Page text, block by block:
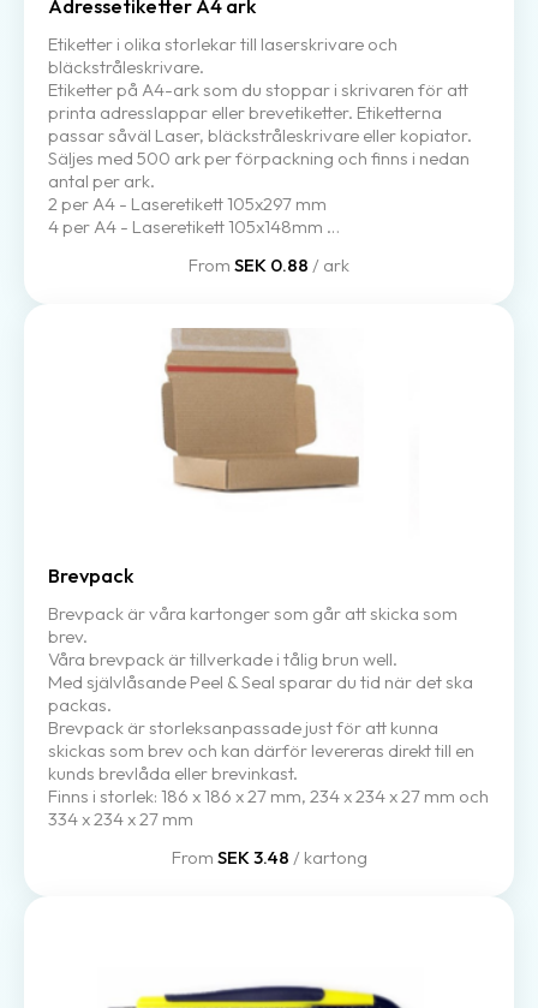
Adressetiketter A4 ark
Etiketter i olika storlekar till laserskrivare och
bläckstråleskrivare.
Etiketter på A4-ark som du stoppar i skrivaren för att
printa adresslappar eller brevetiketter. Etiketterna
passar såväl Laser, bläckstråleskrivare eller kopiator.
Säljes med 500 ark per förpackning och finns i nedan
antal per ark.
2 per A4 - Laseretikett 105x297 mm
4 per A4 - Laseretikett 105x148mm
14 per A4 - Laseretikett 105x42,3mm
From SEK 0.88 / ark
Brevpack
Brevpack är våra kartonger som går att skicka som
brev.
Våra brevpack är tillverkade i tålig brun well.
Med självlåsande Peel & Seal sparar du tid när det ska
packas.
Brevpack är storleksanpassade just för att kunna
skickas som brev och kan därför levereras direkt till en
kunds brevlåda eller brevinkast.
Finns i storlek: 186 x 186 x 27 mm, 234 x 234 x 27 mm och
334 x 234 x 27 mm
From SEK 3.48 / kartong